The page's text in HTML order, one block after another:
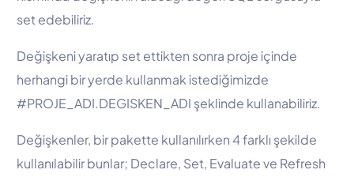
set edebiliriz.
Değişkeni yaratıp set ettikten sonra proje içinde
herhangi bir yerde kullanmak istediğimizde
#PROJE_ADI.DEGISKEN_ADI şeklinde kullanabiliriz.
Değişkenler, bir pakette kullanılırken 4 farklı şekilde
kullanılabilir bunlar; Declare, Set, Evaluate ve Refresh